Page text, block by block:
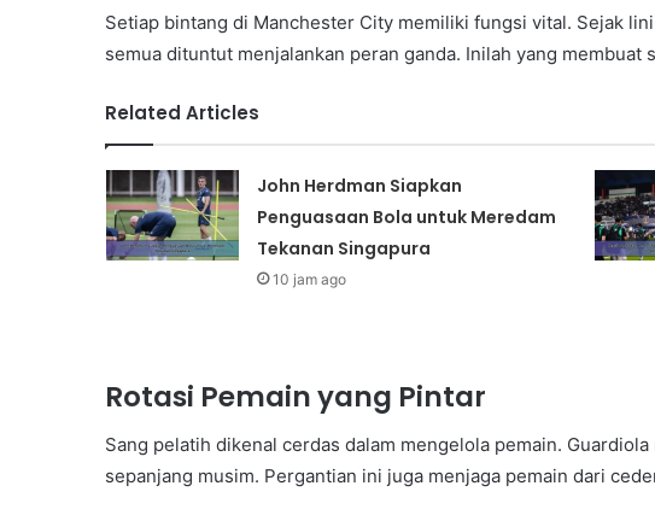
Setiap bintang di Manchester City memiliki fungsi vital. Sejak
semua dituntut menjalankan peran ganda. Inilah yang membuat
Related Articles
John Herdman Siapkan
Penguasaan Bola untuk Meredam
Tekanan Singapura
10 jam ago
Rotasi Pemain yang Pintar
Sang pelatih dikenal cerdas dalam mengelola pemain.
sepanjang musim. Pergantian ini juga menjaga pemain dari